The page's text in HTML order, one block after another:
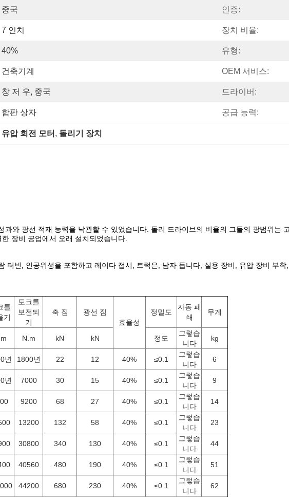
중국 인증:
7 인치 장치 비율:
40% 유형:
건축기계 OEM 서비스:
창 저 우, 중국 드라이버:
합판 상자 공급 능력:
유압 회전 모터 , 돌리기 장치
과와 광선 적재 능력을 낙관할 수 있었습니다. 돌리 드라이브의 비율의 그들의 광범위는
장비 공업에서 오래 설치되었습니다.
터빈, 인공위성을 포함하고 레이다 접시, 트럭은, 남자 듭니다, 실용 장비, 유압 장비 부
를
기
토크를
보전되
기
축 짐
광선 짐
효율성
정밀도
자동 폐
쇄
무게
N.m kN kN 정도
그렇습
니다
kg
년 1800년 22 12 40% ≤0.1
그렇습
니다
6
년 7000 30 15 40% ≤0.1
그렇습
니다
9
9200 68 27 40% ≤0.1
그렇습
니다
14
13200 132 58 40% ≤0.1
그렇습
니다
23
30800 340 130 40% ≤0.1
그렇습
니다
44
40560 480 190 40% ≤0.1
그렇습
니다
51
44200 680 230 40% ≤0.1
그렇습
니다
62